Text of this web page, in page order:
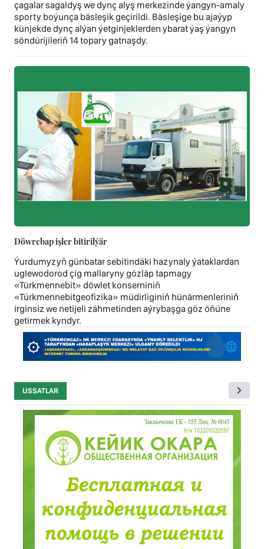
çagalar sagaldyş we dynç alyş merkezinde ýangyn-amaly
sporty boýunça bäsleşik geçirildi. Bäsleşige bu ajaýyp
künjekde dynç alýan ýetginjeklerden ybarat ýaş ýangyn
söndürijileriň 14 topary gatnaşdy.
Döwrebap işler bitirilýär
Ýurdumyzyň günbatar sebitindäki hazynaly ýataklardan
uglewodorod çig mallaryny gözläp tapmagy
«Türkmennebit» döwlet konserniniň
«Türkmennebitgeofizika» müdirliginiň hünärmenleriniň
irginsiz we netijeli zähmetinden aýrybaşga göz öňüne
getirmek kyndyr.
USSATLAR